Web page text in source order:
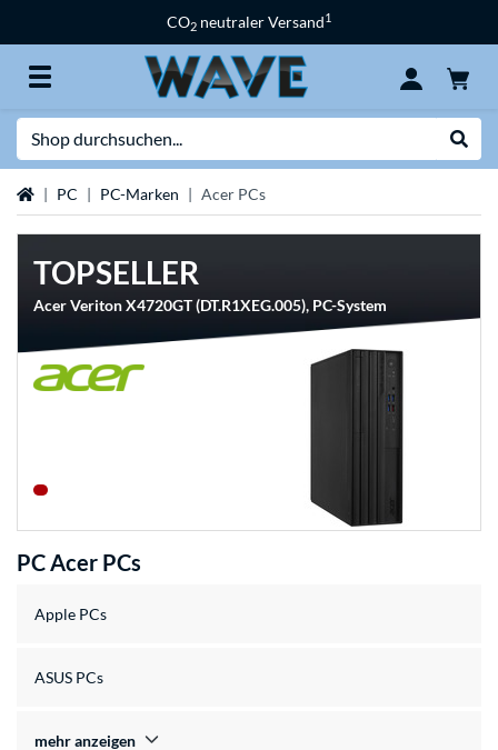
CO2 neutraler Versand1
Startseite
PC PC-Marken Acer PCs
TOPSELLER
Acer Veriton X4720GT (DT.R1XEG.005), PC-System
PC Acer PCs
Apple PCs
ASUS PCs
mehr anzeigen